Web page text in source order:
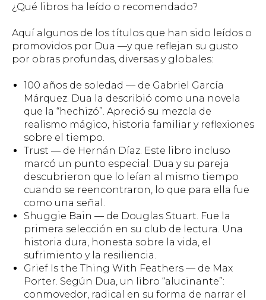
¿Qué libros ha leído o recomendado?
Aquí algunos de los títulos que han sido leídos o
promovidos por Dua —y que reflejan su gusto
por obras profundas, diversas y globales:
100 años de soledad — de Gabriel García
Márquez. Dua la describió como una novela
que la “hechizó”. Apreció su mezcla de
realismo mágico, historia familiar y reflexiones
sobre el tiempo.
Trust — de Hernán Díaz. Este libro incluso
marcó un punto especial: Dua y su pareja
descubrieron que lo leían al mismo tiempo
cuando se reencontraron, lo que para ella fue
como una señal.
Shuggie Bain — de Douglas Stuart. Fue la
primera selección en su club de lectura. Una
historia dura, honesta sobre la vida, el
sufrimiento y la resiliencia.
Grief Is the Thing With Feathers — de Max
Porter. Según Dua, un libro “alucinante”:
conmovedor, radical en su forma de narrar el